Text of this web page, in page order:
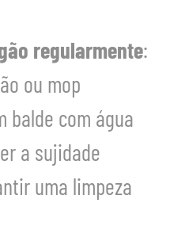
regularmente:
ou mop
balde com água
a sujidade
uma limpeza